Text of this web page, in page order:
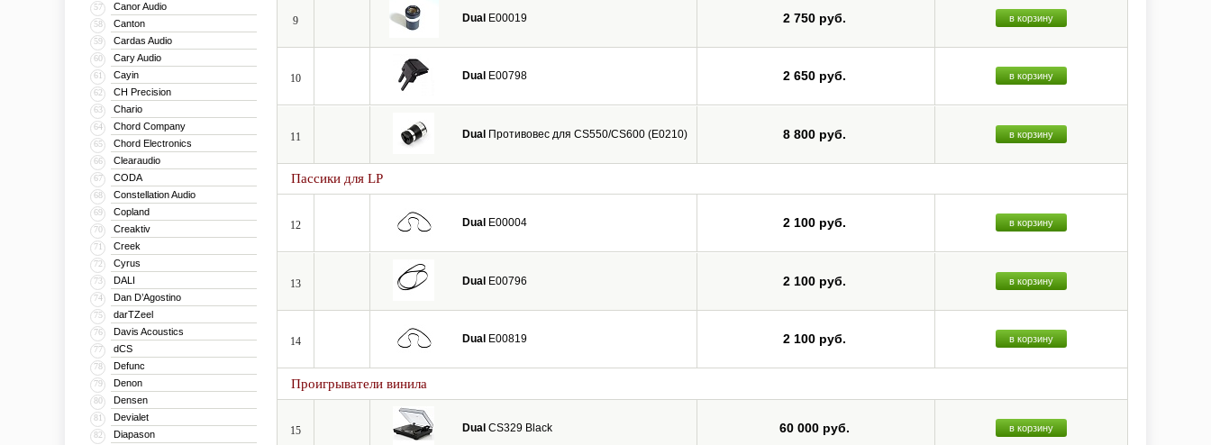
57 Canor Audio
58 Canton
59 Cardas Audio
60 Cary Audio
61 Cayin
62 CH Precision
63 Chario
64 Chord Company
65 Chord Electronics
66 Clearaudio
67 CODA
68 Constellation Audio
69 Copland
70 Creaktiv
71 Creek
72 Cyrus
73 DALI
74 Dan D’Agostino
75 darTZeel
76 Davis Acoustics
77 dCS
78 Defunc
79 Denon
80 Densen
81 Devialet
82 Diapason
9 Dual E00019 2 750 руб. в корзину
10 Dual E00798 2 650 руб. в корзину
11 Dual Противовес для CS550/CS600 (E0210) 8 800 руб. в корзину
Пассики для LP
12 Dual E00004 2 100 руб. в корзину
13 Dual E00796 2 100 руб. в корзину
14 Dual E00819 2 100 руб. в корзину
Проигрыватели винила
15 Dual CS329 Black 60 000 руб. в корзину